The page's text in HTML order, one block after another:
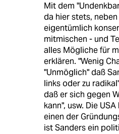
Mit dem
da hier stets,
eigentümlich
mitmischen - und
alles Mögliche für
erklären. "Wenig
"Unmöglich" daß
links oder zu
daß er sich gegen
kann", usw. Die
einen der
ist Sanders ein